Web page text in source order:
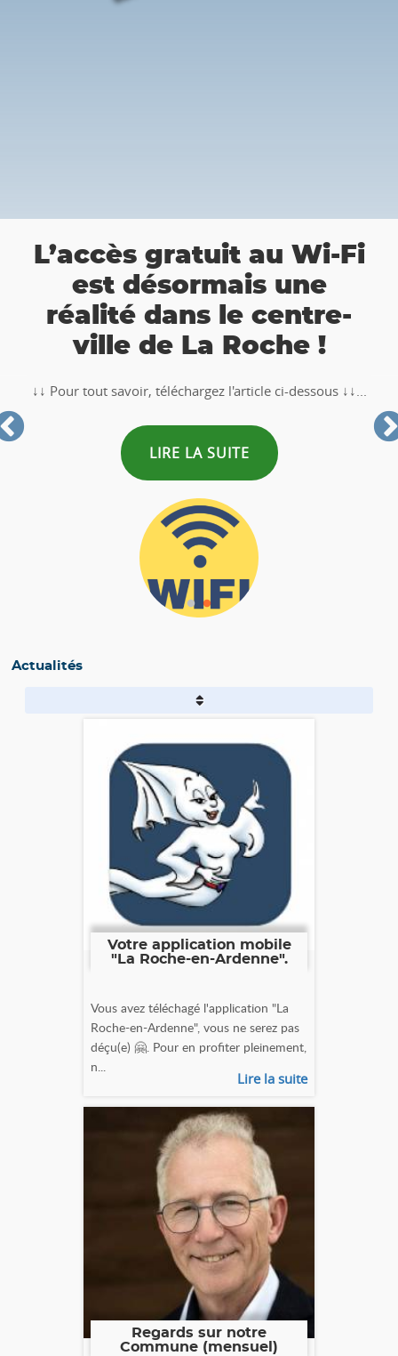
L’accès gratuit au Wi-Fi
est désormais une
réalité dans le centre-
ville de La Roche !
↓↓ Pour tout savoir, téléchargez l'article ci-dessous ↓↓...
LIRE LA SUITE
Actualités
Votre application mobile
"La Roche-en-Ardenne".
Vous avez téléchagé l'application "La
Roche-en-Ardenne", vous ne serez pas
déçu(e) 🤗. Pour en profiter pleinement,
n...
Lire la suite
Regards sur notre
Commune (mensuel)